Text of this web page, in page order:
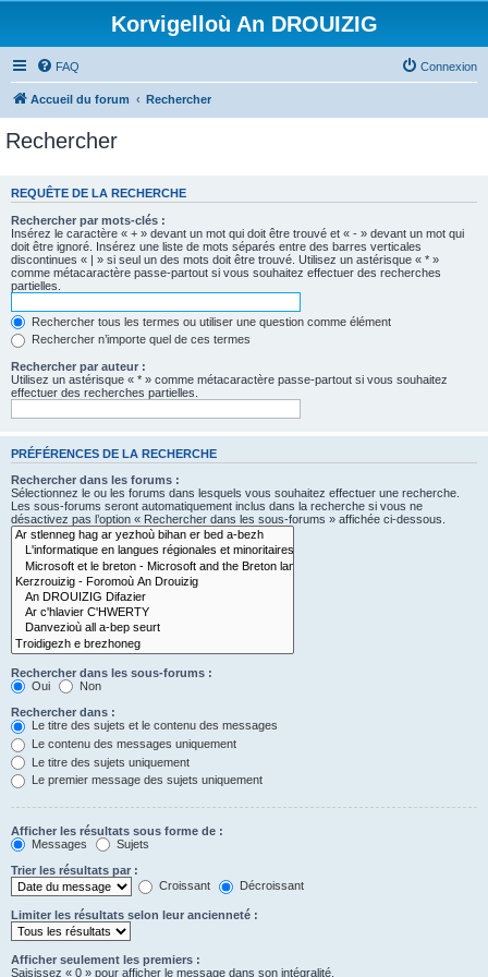
Korvigelloù An DROUIZIG
FAQ Connexion
Accueil du forum Rechercher
Rechercher
REQUÊTE DE LA RECHERCHE
Rechercher par mots-clés :
Insérez le caractère « + » devant un mot qui doit être trouvé et « - » devant un mot qui
doit être ignoré. Insérez une liste de mots séparés entre des barres verticales
discontinues « | » si seul un des mots doit être trouvé. Utilisez un astérisque « * »
comme métacaractère passe-partout si vous souhaitez effectuer des recherches
partielles.
Rechercher tous les termes ou utiliser une question comme élément
Rechercher n’importe quel de ces termes
Rechercher par auteur :
Utilisez un astérisque « * » comme métacaractère passe-partout si vous souhaitez
effectuer des recherches partielles.
PRÉFÉRENCES DE LA RECHERCHE
Rechercher dans les forums :
Sélectionnez le ou les forums dans lesquels vous souhaitez effectuer une recherche.
Les sous-forums seront automatiquement inclus dans la recherche si vous ne
désactivez pas l’option « Rechercher dans les sous-forums » affichée ci-dessous.
Rechercher dans les sous-forums :
Oui
Non
Rechercher dans :
Le titre des sujets et le contenu des messages
Le contenu des messages uniquement
Le titre des sujets uniquement
Le premier message des sujets uniquement
Afficher les résultats sous forme de :
Messages
Sujets
Trier les résultats par :
Croissant
Décroissant
Limiter les résultats selon leur ancienneté :
Afficher seulement les premiers :
Saisissez « 0 » pour afficher le message dans son intégralité.